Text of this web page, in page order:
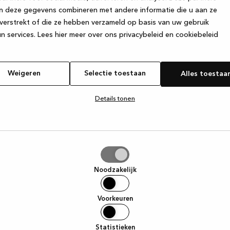
deze gegevens combineren met andere informatie die u aan ze
of die ze hebben verzameld op basis van uw gebruik
services. Lees hier meer over ons privacybeleid en cookiebeleid
Weigeren Selectie toestaan Alles
Details tonen
Noodzakelijk
Voorkeuren
Statistieken
has occurred while loadingwww.kvik.nl (see the